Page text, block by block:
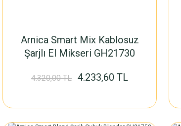
Arnica Smart Mix Kablosuz
Şarjlı El Mikseri GH21730
4.320,00 TL 4.233,60 TL